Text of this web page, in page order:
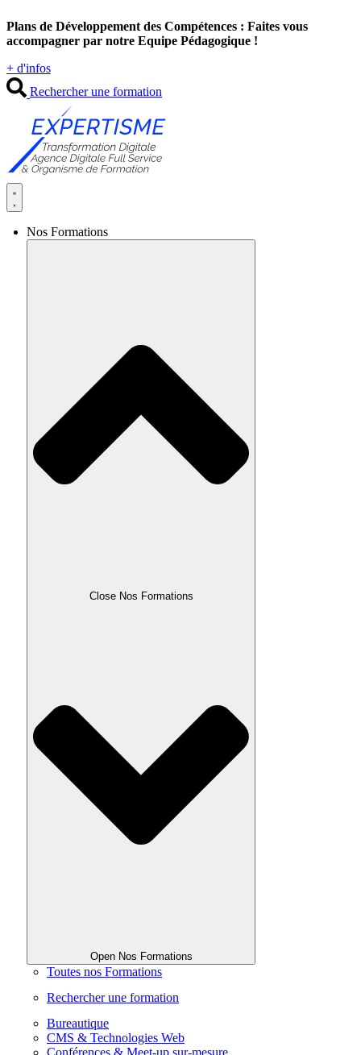
au
contenu
Plans de Développement des Compétences : Faites vous
accompagner par notre Equipe Pédagogique !
+ d'infos
Rechercher une formation
Nos Formations
Close Nos Formations
Open Nos Formations
Toutes nos Formations
Rechercher une formation
Bureautique
CMS & Technologies Web
Conférences & Meet-up sur-mesure